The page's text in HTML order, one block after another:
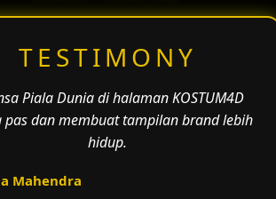
TESTIMONY
Piala Dunia di halaman KOSTUM4D
pas dan membuat tampilan brand lebih
hidup.
Mahendra